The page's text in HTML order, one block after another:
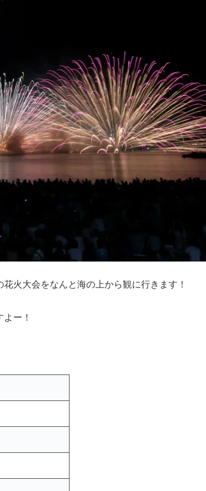
火大会をなんと海の上から観に行きます！
ー！